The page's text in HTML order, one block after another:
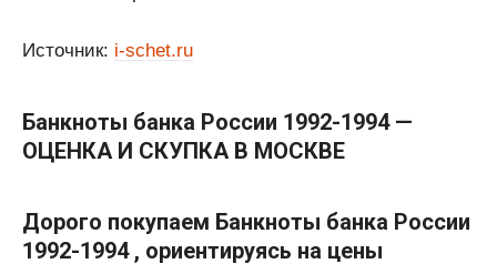
Источник: i-schet.ru
Банкноты банка России 1992-1994 —
ОЦЕНКА И СКУПКА В МОСКВЕ
Дорого покупаем Банкноты банка России
1992-1994 , ориентируясь на цены